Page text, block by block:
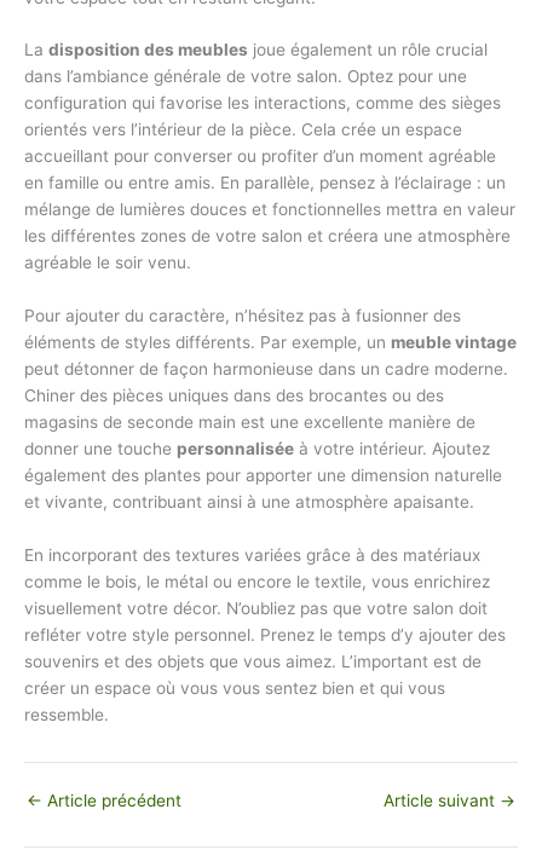
La disposition des meubles joue également un rôle crucial
dans l’ambiance générale de votre salon. Optez pour une
configuration qui favorise les interactions, comme des sièges
orientés vers l’intérieur de la pièce. Cela crée un espace
accueillant pour converser ou profiter d’un moment agréable
en famille ou entre amis. En parallèle, pensez à l’éclairage : un
mélange de lumières douces et fonctionnelles mettra en valeur
les différentes zones de votre salon et créera une atmosphère
agréable le soir venu.
Pour ajouter du caractère, n’hésitez pas à fusionner des
éléments de styles différents. Par exemple, un meuble vintage
peut détonner de façon harmonieuse dans un cadre moderne.
Chiner des pièces uniques dans des brocantes ou des
magasins de seconde main est une excellente manière de
donner une touche personnalisée à votre intérieur. Ajoutez
également des plantes pour apporter une dimension naturelle
et vivante, contribuant ainsi à une atmosphère apaisante.
En incorporant des textures variées grâce à des matériaux
comme le bois, le métal ou encore le textile, vous enrichirez
visuellement votre décor. N’oubliez pas que votre salon doit
refléter votre style personnel. Prenez le temps d’y ajouter des
souvenirs et des objets que vous aimez. L’important est de
créer un espace où vous vous sentez bien et qui vous
ressemble.
← Article précédent Article suivant →